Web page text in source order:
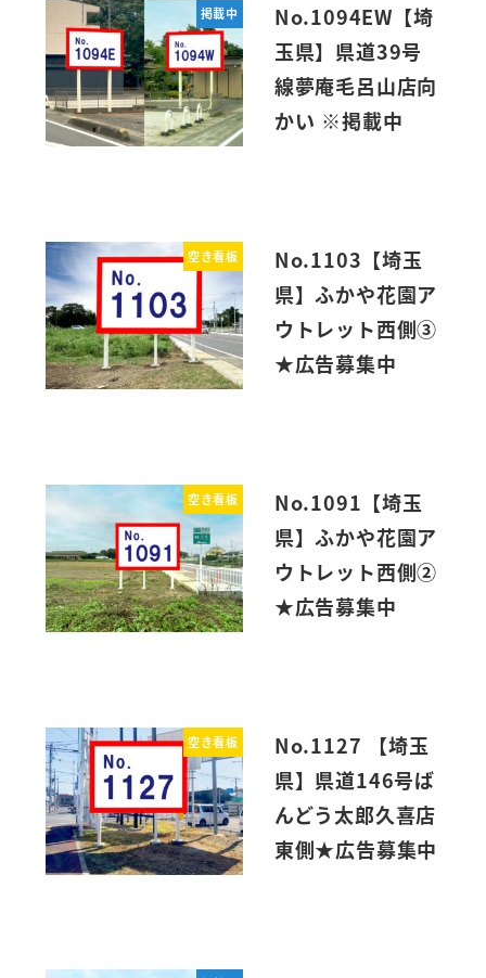
掲載中
No.1094EW【埼
玉県】県道39号
線夢庵毛呂山店向
かい ※掲載中
空き看板
No.1103【埼玉
県】ふかや花園ア
ウトレット西側③
★広告募集中
空き看板
No.1091【埼玉
県】ふかや花園ア
ウトレット西側②
★広告募集中
空き看板
No.1127 【埼玉
県】県道146号ば
んどう太郎久喜店
東側★広告募集中